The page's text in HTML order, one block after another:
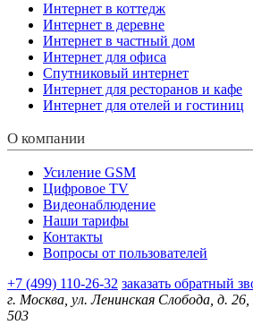
Интернет в коттедж
Интернет в деревне
Интернет в частный дом
Интернет для офиса
Спутниковый интернет
Интернет для ресторанов и кафе
Интернет для отелей и гостиниц
О компании
Усиление GSM
Цифровое TV
Видеонаблюдение
Наши тарифы
Контакты
Вопросы от пользователей
+7 (499) 110-26-32 заказать обратный
г. Москва, ул. Ленинская Слобода, д.
503